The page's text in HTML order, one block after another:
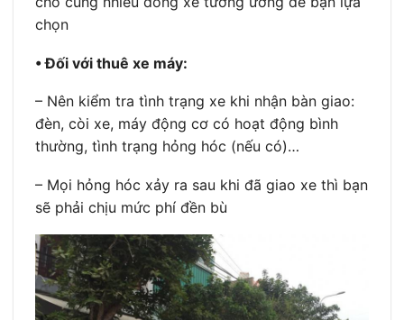
chọn
• Đối với thuê xe máy:
– Nên kiểm tra tình trạng xe khi nhận bàn giao:
đèn, còi xe, máy động cơ có hoạt động bình
thường, tình trạng hỏng hóc (nếu có)…
– Mọi hỏng hóc xảy ra sau khi đã giao xe thì bạn
sẽ phải chịu mức phí đền bù